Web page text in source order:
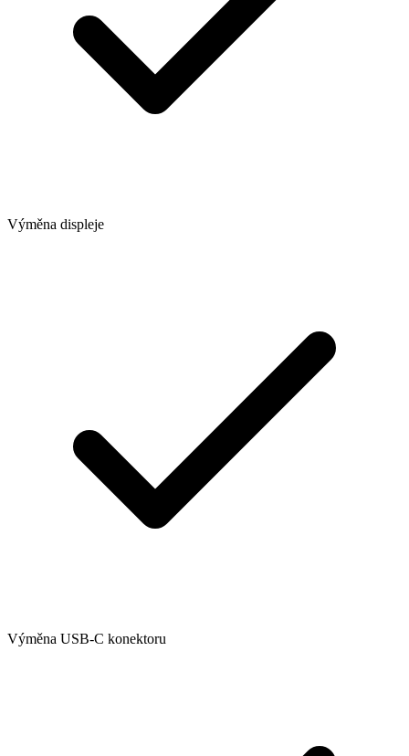
Výměna displeje
Výměna USB-C konektoru